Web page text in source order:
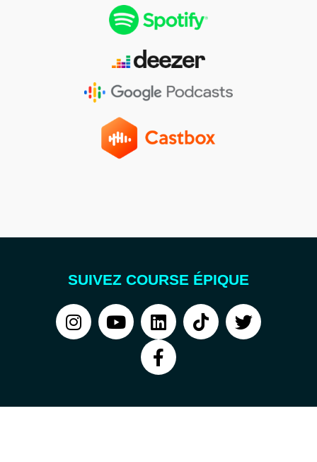
SUIVEZ COURSE ÉPIQUE